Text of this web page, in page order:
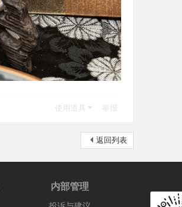
使用道具 举报
返回列表
内部管理